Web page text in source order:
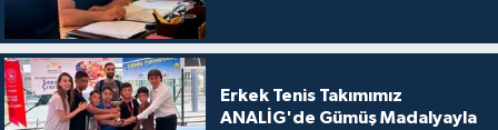
Erkek Tenis Takımımız
ANALİG'de Gümüş Madalyayla